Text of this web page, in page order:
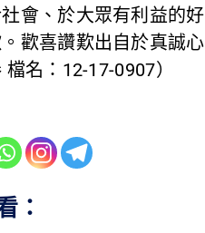
會、於大眾有利益的
歡喜讚歎出自於真誠
檔名：12-17-0907）
：